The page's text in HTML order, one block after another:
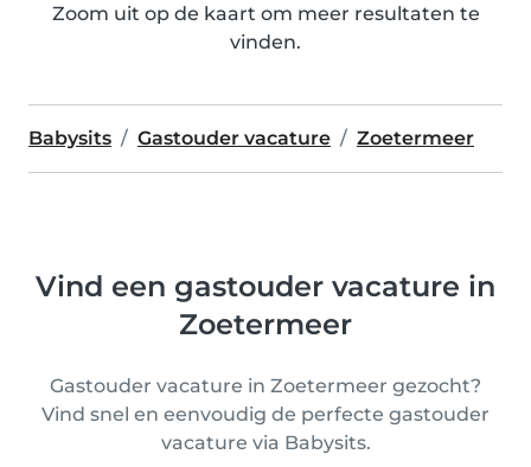
Zoom uit op de kaart om meer resultaten te
vinden.
Babysits Gastouder vacature Zoetermeer
Vind een gastouder vacature in
Zoetermeer
Gastouder vacature in Zoetermeer gezocht?
Vind snel en eenvoudig de perfecte gastouder
vacature via Babysits.